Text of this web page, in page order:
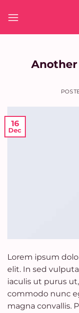
16
Dec
Lorem ipsum
elit. In sed
iaculis ut purus
commodo nunc
magna convallis.